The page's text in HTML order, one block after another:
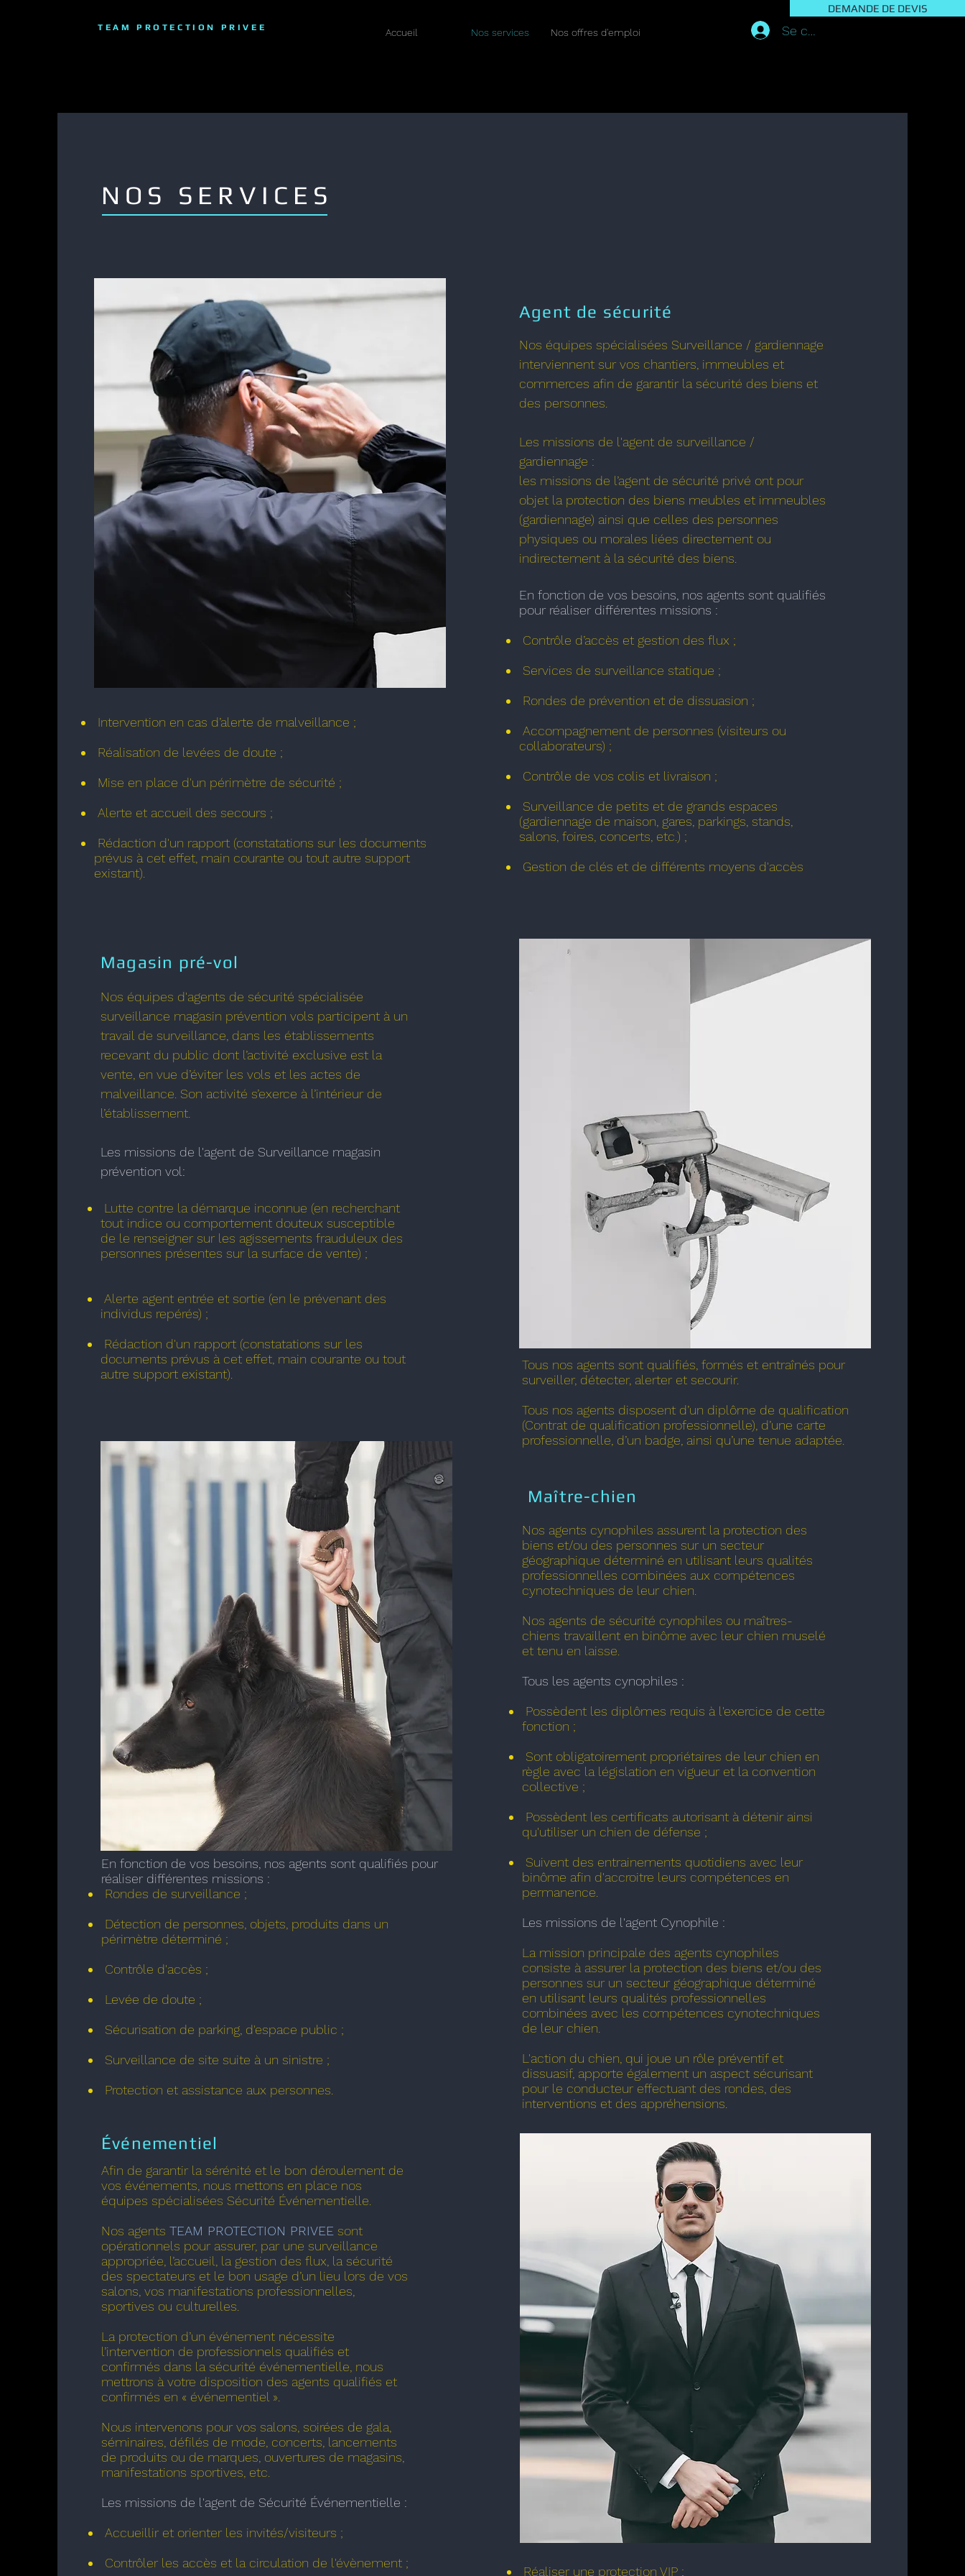
TEAM PROTECTION PRIVEE Accueil Nos services Nos offres d'emploi
DEMANDE DE DEVIS
Se connecter
NOS SERVICES
Intervention en cas d’alerte de malveillance ;
Réalisation de levées de doute ;
Mise en place d'un périmètre de sécurité ;
Alerte et accueil des secours ;
Rédaction d'un rapport (constatations sur les documents
prévus à cet effet, main courante ou tout autre support
existant).
Magasin pré-vol
Nos équipes d'agents de sécurité spécialisée
surveillance magasin prévention vols participent à un
travail de surveillance, dans les établissements
recevant du public dont l’activité exclusive est la
vente, en vue d’éviter les vols et les actes de
malveillance. Son activité s’exerce à l’intérieur de
l’établissement.
Les missions de l'agent de Surveillance magasin
prévention vol:
Lutte contre la démarque inconnue (en recherchant
tout indice ou comportement douteux susceptible
de le renseigner sur les agissements frauduleux des
personnes présentes sur la surface de vente) ;
Alerte agent entrée et sortie (en le prévenant des
individus repérés) ;
Rédaction d'un rapport (constatations sur les
documents prévus à cet effet, main courante ou tout
autre support existant).
En fonction de vos besoins, nos agents sont qualifiés pour
réaliser différentes missions :
Rondes de surveillance ;
Détection de personnes, objets, produits dans un
périmètre déterminé ;
Contrôle d'accès ;
Levée de doute ;
Sécurisation de parking, d'espace public ;
Surveillance de site suite à un sinistre ;
Protection et assistance aux personnes.
Événementiel
Afin de garantir la sérénité et le bon déroulement de
vos événements, nous mettons en place nos
équipes spécialisées Sécurité Événementielle.
Nos agents TEAM PROTECTION PRIVEE sont
opérationnels pour assurer, par une surveillance
appropriée, l’accueil, la gestion des flux, la sécurité
des spectateurs et le bon usage d’un lieu lors de vos
salons, vos manifestations professionnelles,
sportives ou culturelles.
La protection d’un événement nécessite
l’intervention de professionnels qualifiés et
confirmés dans la sécurité événementielle, nous
mettrons à votre disposition des agents qualifiés et
confirmés en « événementiel ».
Nous intervenons pour vos salons, soirées de gala,
séminaires, défilés de mode, concerts, lancements
de produits ou de marques, ouvertures de magasins,
manifestations sportives, etc.
Les missions de l'agent de Sécurité Événementielle :
Accueillir et orienter les invités/visiteurs ;
Contrôler les accès et la circulation de l'évènement ;
Agent de sécurité
Nos équipes spécialisées Surveillance / gardiennage
interviennent sur vos chantiers, immeubles et
commerces afin de garantir la sécurité des biens et
des personnes.
Les missions de l'agent de surveillance /
gardiennage :
les missions de l’agent de sécurité privé ont pour
objet la protection des biens meubles et immeubles
(gardiennage) ainsi que celles des personnes
physiques ou morales liées directement ou
indirectement à la sécurité des biens.
En fonction de vos besoins, nos agents sont qualifiés
pour réaliser différentes missions :
Contrôle d’accès et gestion des flux ;
Services de surveillance statique ;
Rondes de prévention et de dissuasion ;
Accompagnement de personnes (visiteurs ou
collaborateurs) ;
Contrôle de vos colis et livraison ;
Surveillance de petits et de grands espaces
(gardiennage de maison, gares, parkings, stands,
salons, foires, concerts, etc.) ;
Gestion de clés et de différents moyens d'accès
Tous nos agents sont qualifiés, formés et entraînés pour
surveiller, détecter, alerter et secourir.
Tous nos agents disposent d’un diplôme de qualification
(Contrat de qualification professionnelle), d’une carte
professionnelle, d’un badge, ainsi qu’une tenue adaptée.
Maître-chien
Nos agents cynophiles assurent la protection des
biens et/ou des personnes sur un secteur
géographique déterminé en utilisant leurs qualités
professionnelles combinées aux compétences
cynotechniques de leur chien.
Nos agents de sécurité cynophiles ou maîtres-
chiens travaillent en binôme avec leur chien muselé
et tenu en laisse.
Tous les agents cynophiles :
Possèdent les diplômes requis à l'exercice de cette
fonction ;
Sont obligatoirement propriétaires de leur chien en
règle avec la législation en vigueur et la convention
collective ;
Possèdent les certificats autorisant à détenir ainsi
qu'utiliser un chien de défense ;
Suivent des entrainements quotidiens avec leur
binôme afin d'accroitre leurs compétences en
permanence.
Les missions de l'agent Cynophile :
La mission principale des agents cynophiles
consiste à assurer la protection des biens et/ou des
personnes sur un secteur géographique déterminé
en utilisant leurs qualités professionnelles
combinées avec les compétences cynotechniques
de leur chien.
L'action du chien, qui joue un rôle préventif et
dissuasif, apporte également un aspect sécurisant
pour le conducteur effectuant des rondes, des
interventions et des appréhensions.
Réaliser une protection VIP ;